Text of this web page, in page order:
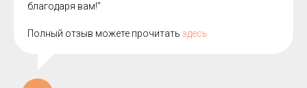
благодаря вам!"
Полный отзыв можете прочитать здесь